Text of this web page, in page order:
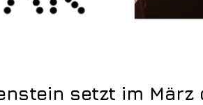
setzt im März